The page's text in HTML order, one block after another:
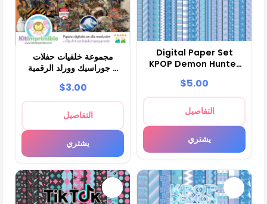
مجموعة خلفيات حفلات
جوراسيك وورلد الرقمية -
$3.00
التفاصيل
يشتري
Digital Paper Set
KPOP Demon Hunter
and Scrapbooking
$5.00
التفاصيل
يشتري